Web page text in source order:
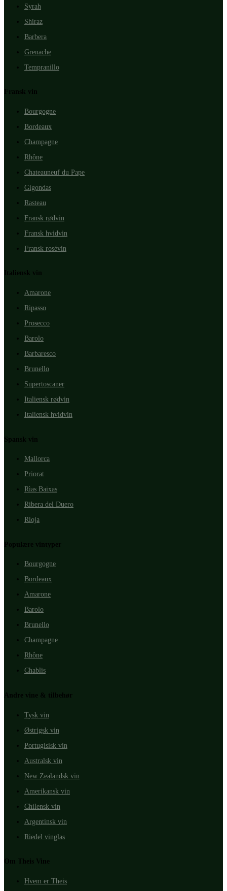
Syrah
Shiraz
Barbera
Grenache
Tempranillo
Fransk vin
Bourgogne
Bordeaux
Champagne
Rhône
Chateauneuf du Pape
Gigondas
Rasteau
Fransk rødvin
Fransk hvidvin
Fransk rosévin
Italiensk vin
Amarone
Ripasso
Prosecco
Barolo
Barbaresco
Brunello
Supertoscaner
Italiensk rødvin
Italiensk hvidvin
Spansk vin
Mallorca
Priorat
Rìas Baixas
Ribera del Duero
Rioja
Populære vintyper
Bourgogne
Bordeaux
Amarone
Barolo
Brunello
Champagne
Rhône
Chablis
Andre vine & tilbehør
Tysk vin
Østrigsk vin
Portugisisk vin
Australsk vin
New Zealandsk vin
Amerikansk vin
Chilensk vin
Argentinsk vin
Riedel vinglas
Om Theis Vine
Hvem er Theis